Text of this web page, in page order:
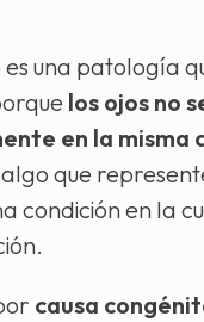
una patología
los ojos no
en la misma
algo que
condición en la
causa